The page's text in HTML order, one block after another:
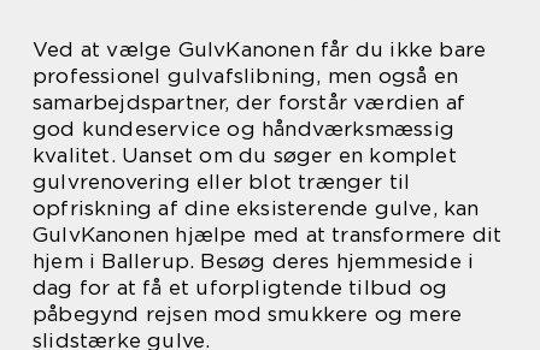
Ved at vælge GulvKanonen får du ikke bare
professionel gulvafslibning, men også en
samarbejdspartner, der forstår værdien af
god kundeservice og håndværksmæssig
kvalitet. Uanset om du søger en komplet
gulvrenovering eller blot trænger til
opfriskning af dine eksisterende gulve, kan
GulvKanonen hjælpe med at transformere dit
hjem i Ballerup. Besøg deres hjemmeside i
dag for at få et uforpligtende tilbud og
påbegynd rejsen mod smukkere og mere
slidstærke gulve.